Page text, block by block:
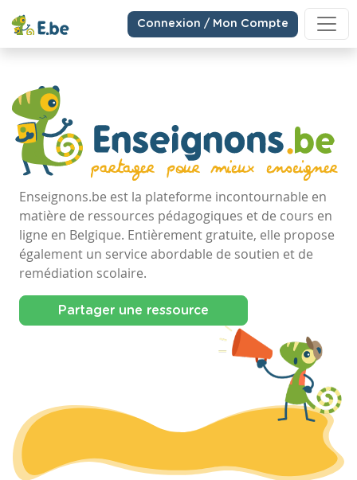
Connexion / Mon Compte
Enseignons.be est la plateforme incontournable en
matière de ressources pédagogiques et de cours en
ligne en Belgique. Entièrement gratuite, elle propose
également un service abordable de soutien et de
remédiation scolaire.
Partager une ressource